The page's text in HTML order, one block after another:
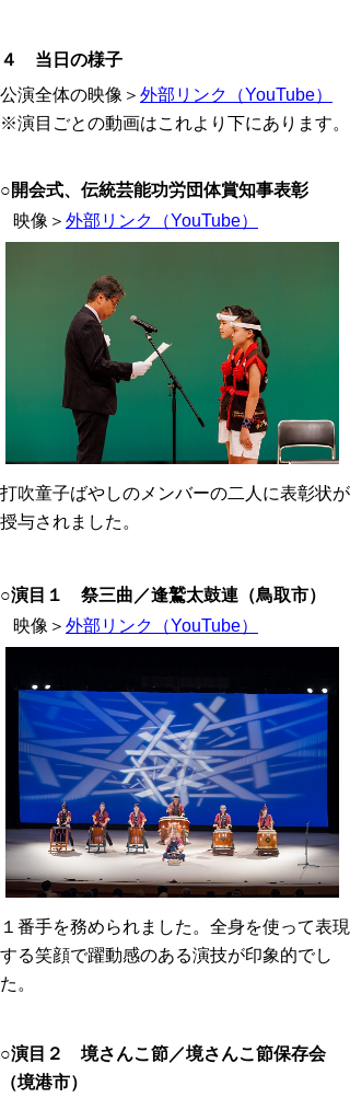
４ 当日の様子
公演全体の映像＞ 外部リンク（YouTube）
※演目ごとの動画はこれより下にあります。
○開会式、伝統芸能功労団体賞知事表彰
映像＞ 外部リンク（YouTube）
打吹童子ばやしのメンバーの二人に表彰状が
授与されました。
○演目１ 祭三曲／逢鷲太鼓連（鳥取市）
映像＞ 外部リンク（YouTube）
１番手を務められました。全身を使って表現
する笑顔で躍動感のある演技が印象的でし
た。
○演目２ 境さんこ節／境さんこ節保存会
（境港市）